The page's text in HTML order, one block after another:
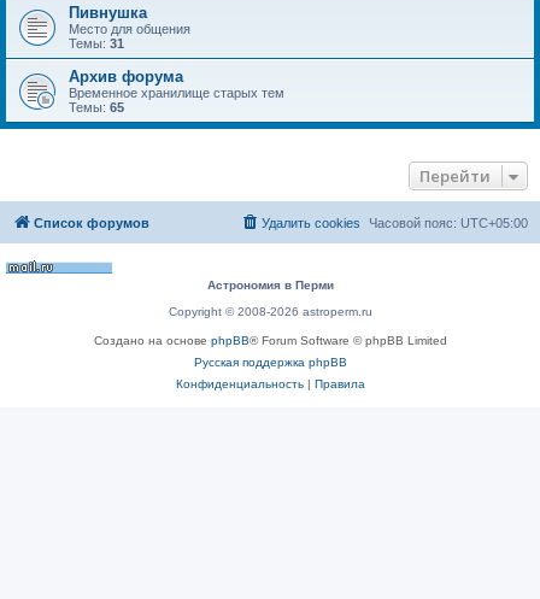
Пивнушка
Место для общения
Темы: 31
Архив форума
Временное хранилище старых тем
Темы: 65
Перейти
Список форумов Часовой пояс: UTC+05:00
Удалить cookies
Астрономия в Перми
Copyright © 2008-2026 astroperm.ru
Создано на основе phpBB® Forum Software © phpBB Limited
Русская поддержка phpBB
Конфиденциальность| Правила